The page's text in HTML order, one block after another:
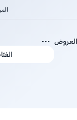
العروض